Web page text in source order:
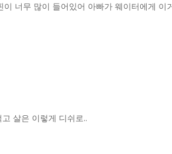
이 너무 많이 들어있어 아빠가 웨이터에게
살은 이렇게 디쉬로..